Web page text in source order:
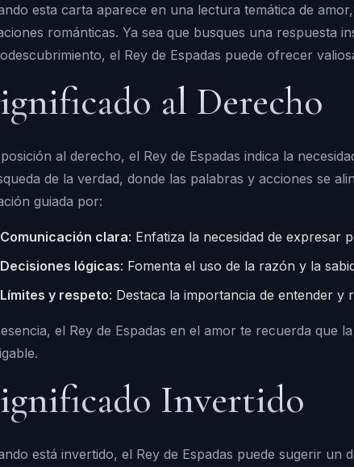
esta carta aparece en una lectura temática de
románticas. Ya sea que busques una respuesta
el Rey de Espadas puede ofrecer
al Derecho
al derecho, el Rey de Espadas indica la
de la verdad, donde las palabras y acciones se
guiada por:
Comunicación clara: Enfatiza la necesidad de expresar
Decisiones lógicas: Fomenta el uso de la razón y la
Límites y respeto: Destaca la importancia de entender
el Rey de Espadas en el amor te recuerda que
Invertido
está invertido, el Rey de Espadas puede sugerir